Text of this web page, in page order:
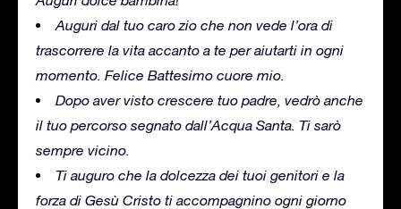
Auguri dal tuo caro zio che non vede l’ora di
trascorrere la vita accanto a te per aiutarti in ogni
momento. Felice Battesimo cuore mio.
Dopo aver visto crescere tuo padre, vedrò anche
il tuo percorso segnato dall’Acqua Santa. Ti sarò
sempre vicino.
Ti auguro che la dolcezza dei tuoi genitori e la
forza di Gesù Cristo ti accompagnino ogni giorno